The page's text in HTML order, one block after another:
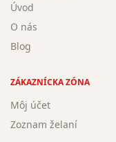
Úvod
O nás
Blog
ZÁKAZNÍCKA ZÓNA
Môj účet
Zoznam želaní